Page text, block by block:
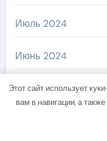
Июль 2024
Июнь 2024
Май 2024
Этот сайт использует
вам в навигации, а